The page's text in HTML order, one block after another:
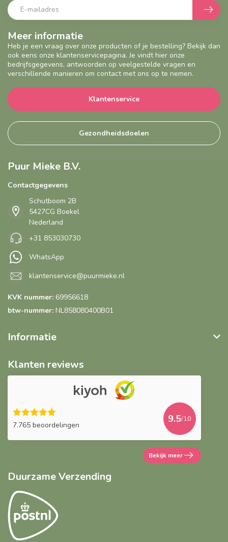
Meer informatie
Heb je een vraag over onze producten of je bestelling? Bekijk dan
ook eens onze klantenservicepagina. Je vindt hier onze
bedrijfsgegevens, antwoorden op veelgestelde vragen en
verschillende manieren om contact met ons op te nemen.
Klantenservice
Gezondheidsdoelen
Puur Mieke B.V.
Contactgegevens
Schutboom 2B
5427CG Boekel
Nederland
+31 853030730
WhatsApp
klantenservice@puurmieke.nl
KVK nummer: 69956618
btw-nummer: NL858080400B01
Informatie
Klanten reviews
7.765 beoordelingen
9.5/10
Bekijk meer
Duurzame Verzending